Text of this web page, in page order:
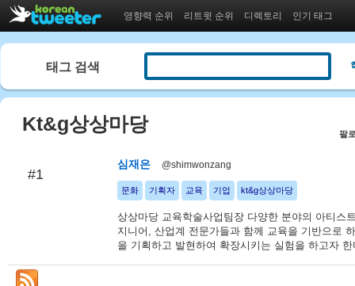
영향력 순위 리트윗 순위 디렉토리 인기 태그
태그 검색
Kt&g상상마당 팔
#1
심재은 @shimwonzang
문화 기획자 교육 기업 kt&g상상마당
상상마당 교육학술사업팀장 다양한 분야의 아티스
지니어, 산업계 전문가들과 함께 교육을 기반으로
을 기획하고 발현하여 확장시키는 실험을 하고자 한